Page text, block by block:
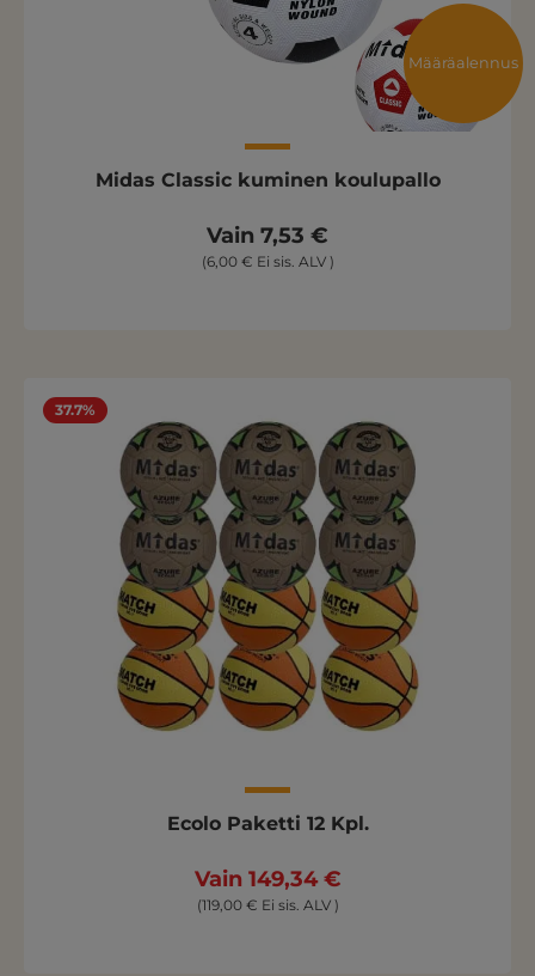
Määräalennus
Midas Classic kuminen koulupallo
Vain 7,53 €
(6,00 € Ei sis. ALV )
37.7%
Ecolo Paketti 12 Kpl.
Vain 149,34 €
(119,00 € Ei sis. ALV )